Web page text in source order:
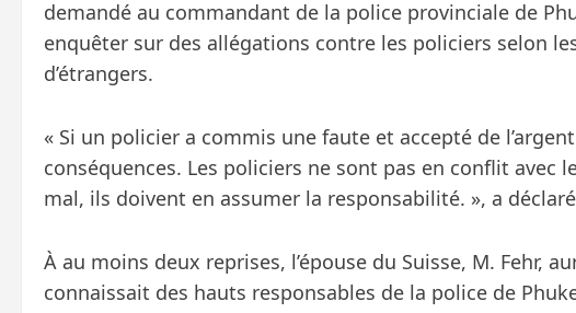
demandé au commandant de la police provinciale de
enquêter sur des allégations contre les policiers selon
d’étrangers.
« Si un policier a commis une faute et accepté de
conséquences. Les policiers ne sont pas en conflit avec
mal, ils doivent en assumer la responsabilité. », a
À au moins deux reprises, l’épouse du Suisse, M. Fehr,
connaissait des hauts responsables de la police de